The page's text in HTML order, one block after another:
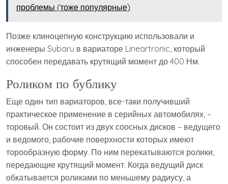
проблемы (тоже популярные)
Позже клиноцепную конструкцию использовали и
инженеры Subaru в вариаторе Lineartronic, который
способен передавать крутящий момент до 400 Нм.
Роликом по бублику
Еще один тип вариаторов, все-таки получивший
практическое применение в серийных автомобилях, –
торовый. Он состоит из двух соосных дисков – ведущего
и ведомого, рабочие поверхности которых имеют
торообразную форму. По ним перекатываются ролики,
передающие крутящий момент. Когда ведущий диск
обкатывается роликами по меньшему радиусу, а